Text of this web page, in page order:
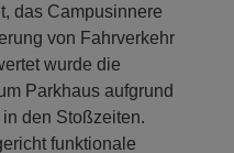
das Campusinnere
von Fahrverkehr
wurde die
Parkhaus aufgrund
den Stoßzeiten.
funktionale